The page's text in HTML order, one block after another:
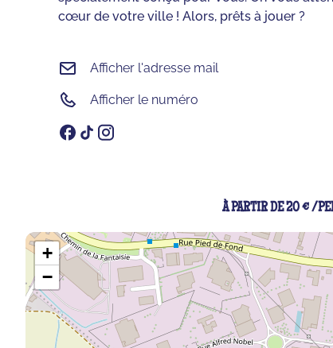
cœur de votre ville ! Alors, prêts à jouer ?
Afficher l'adresse mail
Afficher le numéro
À PARTIR DE 20 € /
+
−